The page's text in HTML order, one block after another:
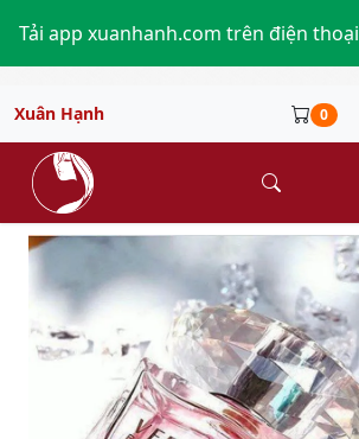
Tải app xuanhanh.com trên điện thoại
Xuân Hạnh 0